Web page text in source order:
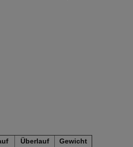
Überlauf
Gewicht